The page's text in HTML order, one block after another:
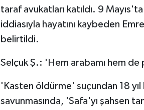
taraf avukatları katıldı. 9
iddiasıyla hayatını kaybeden
belirtildi.
Selçuk Ş.: 'Hem arabamı hem de
'Kasten öldürme' suçundan 18
savunmasında, 'Safa'yı şahsen